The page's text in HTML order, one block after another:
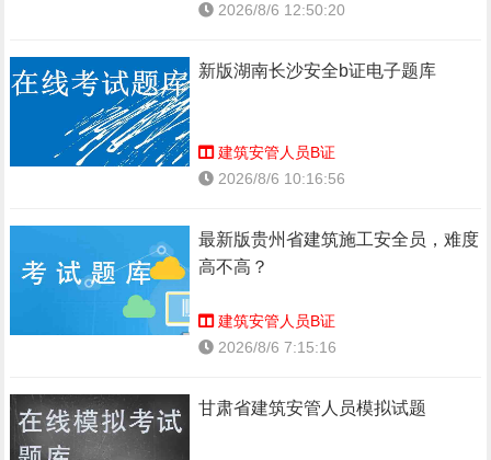
2026/8/6 12:50:20
新版湖南长沙安全b证电子题库
建筑安管人员B证
2026/8/6 10:16:56
最新版贵州省建筑施工安全员，难度
高不高？
建筑安管人员B证
2026/8/6 7:15:16
甘肃省建筑安管人员模拟试题